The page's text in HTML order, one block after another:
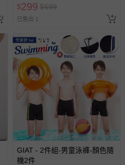
$299 $599
已售出 1
GIAT - 2件組-男童泳褲-顏色隨
機2件